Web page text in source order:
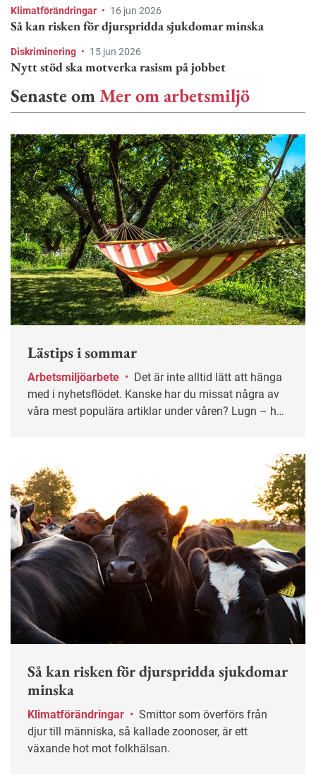
Klimatförändringar • 16 jun 2026
Så kan risken för djurspridda sjukdomar minska
Diskriminering • 15 jun 2026
Nytt stöd ska motverka rasism på jobbet
Senaste omMer om arbetsmiljö
Lästips i sommar
Arbetsmiljöarbete •
med i nyhetsflödet. Kanske har du missat några av
våra mest populära artiklar under våren? Lugn – här
Så kan risken för djurspridda sjukdomar
minska
Klimatförändringar •
djur till människa, så kallade zoonoser, är ett
växande hot mot folkhälsan.